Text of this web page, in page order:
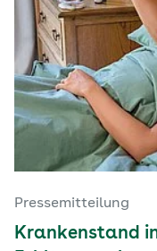
Pressemitteilung
Krankenstand